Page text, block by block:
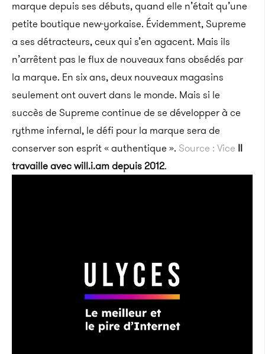
marque depuis ses débuts, quand elle n’était qu’une
petite boutique new-yorkaise. Évidemment, Supreme
a ses détracteurs, ceux qui s’en agacent. Mais ils
n’arrêtent pas le flux de nouveaux fans obsédés par
la marque. En six ans, deux nouveaux magasins
seulement ont ouvert dans le monde. Mais si le
succès de Supreme continue de se développer à ce
rythme infernal, le défi pour la marque sera de
conserver son esprit « authentique ». Source : Vice Il
travaille avec will.i.am depuis 2012.